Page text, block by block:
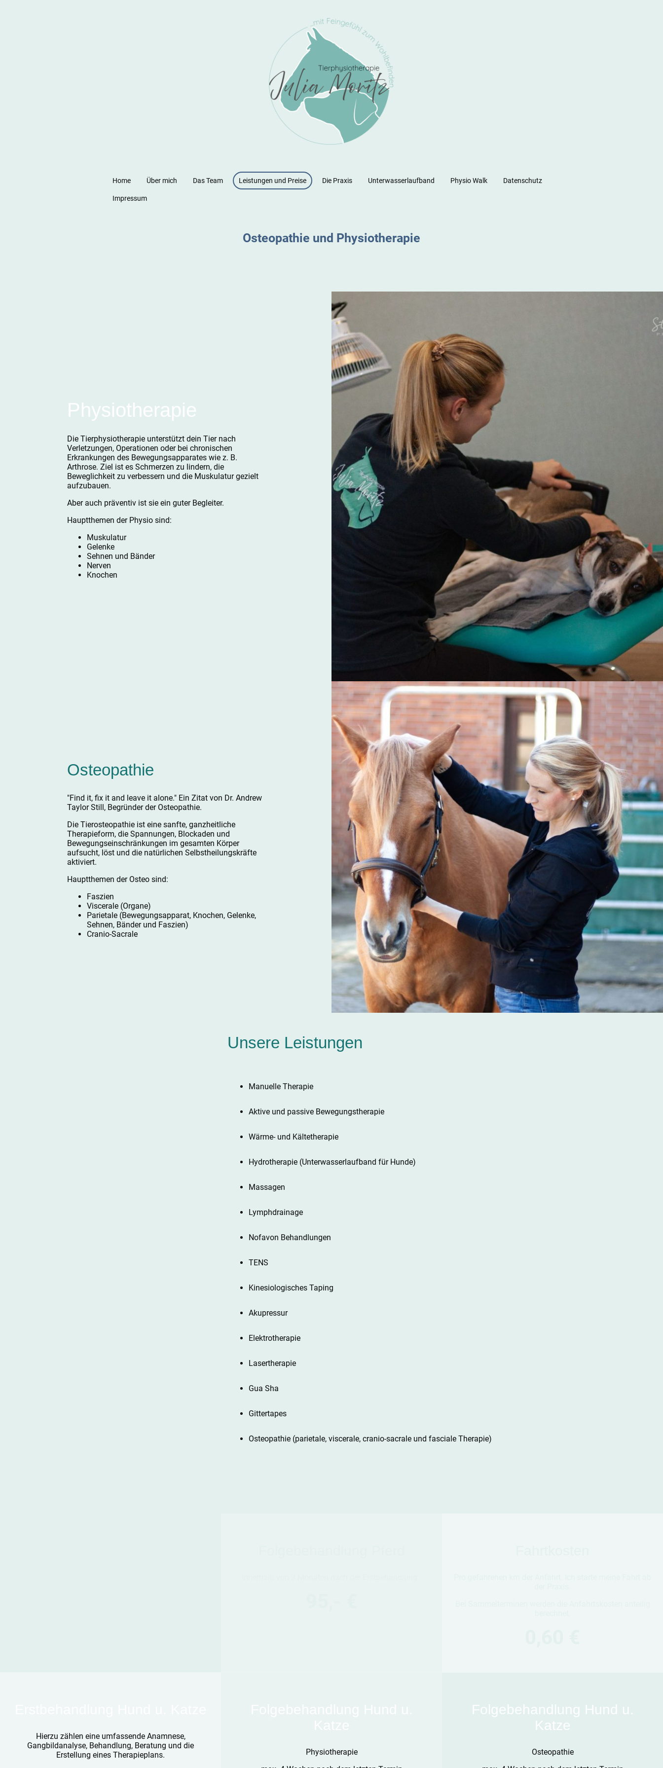
Home Über mich Das Team Leistungen und Preise Die Praxis Unterwasserlaufband Physio Walk Datenschutz
Impressum
Osteopathie und Physiotherapie
Physiotherapie
Die Tierphysiotherapie unterstützt dein Tier nach
Verletzungen, Operationen oder bei chronischen
Erkrankungen des Bewegungsapparates wie z. B.
Arthrose. Ziel ist es Schmerzen zu lindern, die
Beweglichkeit zu verbessern und die Muskulatur gezielt
aufzubauen.
Aber auch präventiv ist sie ein guter Begleiter.
Hauptthemen der Physio sind:
Muskulatur
Gelenke
Sehnen und Bänder
Nerven
Knochen
Osteopathie
"Find it, fix it and leave it alone." Ein Zitat von Dr. Andrew
Taylor Still, Begründer der Osteopathie.
Die Tierosteopathie ist eine sanfte, ganzheitliche
Therapieform, die Spannungen, Blockaden und
Bewegungseinschränkungen im gesamten Körper
aufsucht, löst und die natürlichen Selbstheilungskräfte
aktiviert.
Hauptthemen der Osteo sind:
Faszien
Viscerale (Organe)
Parietale (Bewegungsapparat, Knochen, Gelenke,
Sehnen, Bänder und Faszien)
Cranio-Sacrale
Unsere Leistungen
Manuelle Therapie
Aktive und passive Bewegungstherapie
Wärme- und Kältetherapie
Hydrotherapie (Unterwasserlaufband für Hunde)
Massagen
Lymphdrainage
Nofavon Behandlungen
TENS
Kinesiologisches Taping
Akupressur
Elektrotherapie
Lasertherapie
Gua Sha
Gittertapes
Osteopathie (parietale, viscerale, cranio-sacrale und fasciale Therapie)
Hierzu zählen eine umfassende Anamnese,
Gangbildanalyse, Behandlung, Beratung und die
Erstellung eines Therapieplans.
Physiotherapie
Folgebehandlung Hund u.
Katze
Osteopathie